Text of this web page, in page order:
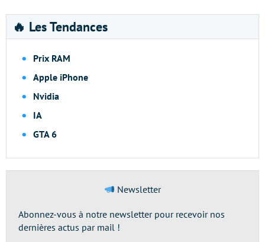
🔥 Les Tendances
Prix RAM
Apple iPhone
Nvidia
IA
GTA 6
Newsletter
Abonnez-vous à notre newsletter pour recevoir nos
dernières actus par mail !